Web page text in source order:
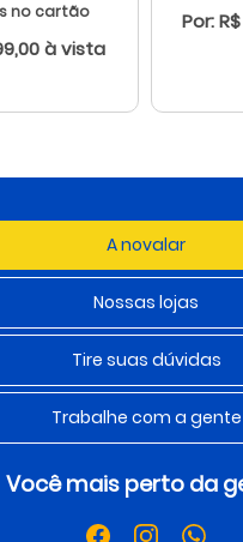
no cartão
à vista
Por:
A novalar
Nossas lojas
Tire suas dúvidas
Trabalhe com a gente
Você mais perto da